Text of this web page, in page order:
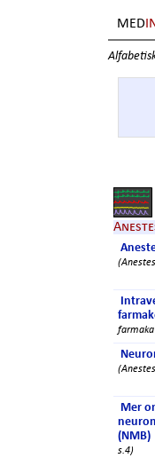
MED
farmaka
Mer
(NMB)
s.4)